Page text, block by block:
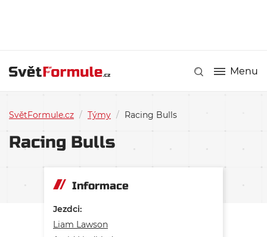
Menu
SvětFormule.cz / Týmy / Racing Bulls
Racing Bulls
Informace
Jezdci:
Liam Lawson